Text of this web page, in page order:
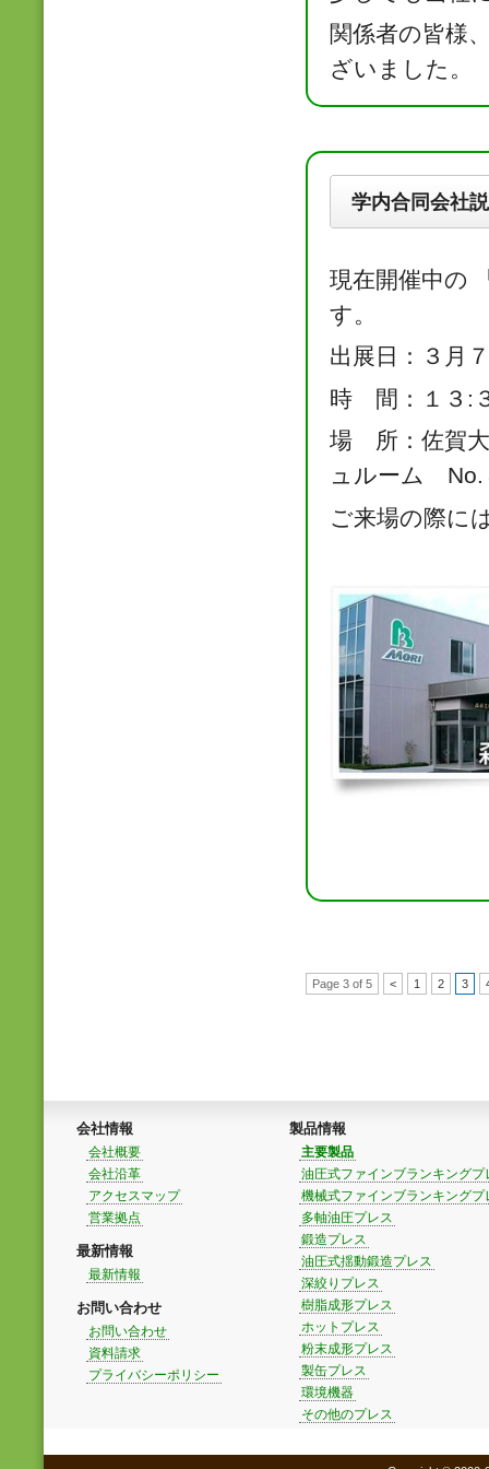
関係者の皆様
ざいました。
学内合同会社
現在開催中の
す。
出展日：３月
時 間：１３:
場 所：佐賀
ュルーム No.
ご来場の際に
Page 3 of 5 < 1 2 3
会社情報
会社概要
会社沿革
アクセスマップ
営業拠点
最新情報
最新情報
お問い合わせ
お問い合わせ
資料請求
プライバシーポリシー
製品情報
主要製品
油圧式ファインブランキングプ
機械式ファインブランキングプ
多軸油圧プレス
鍛造プレス
油圧式揺動鍛造プレス
深絞りプレス
樹脂成形プレス
ホットプレス
粉末成形プレス
製缶プレス
環境機器
その他のプレス